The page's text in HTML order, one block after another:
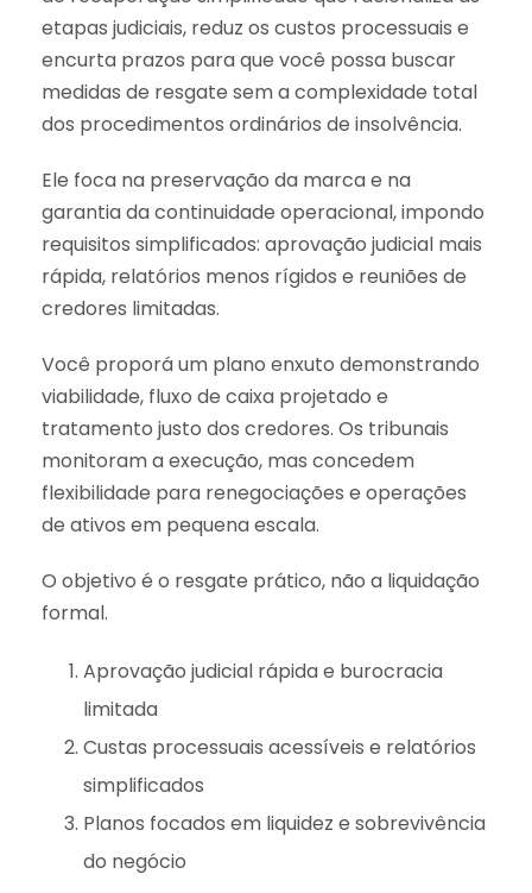
etapas judiciais, reduz os custos processuais e
encurta prazos para que você possa buscar
medidas de resgate sem a complexidade total
dos procedimentos ordinários de insolvência.
Ele foca na preservação da marca e na
garantia da continuidade operacional, impondo
requisitos simplificados: aprovação judicial mais
rápida, relatórios menos rígidos e reuniões de
credores limitadas.
Você proporá um plano enxuto demonstrando
viabilidade, fluxo de caixa projetado e
tratamento justo dos credores. Os tribunais
monitoram a execução, mas concedem
flexibilidade para renegociações e operações
de ativos em pequena escala.
O objetivo é o resgate prático, não a liquidação
formal.
Aprovação judicial rápida e burocracia
limitada
Custas processuais acessíveis e relatórios
simplificados
Planos focados em liquidez e sobrevivência
do negócio